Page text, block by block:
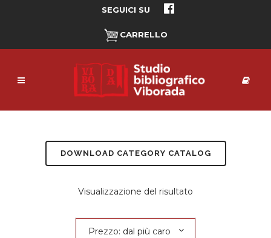
SEGUICI SU
CARRELLO
DOWNLOAD CATEGORY CATALOG
Visualizzazione del risultato
Prezzo: dal più caro